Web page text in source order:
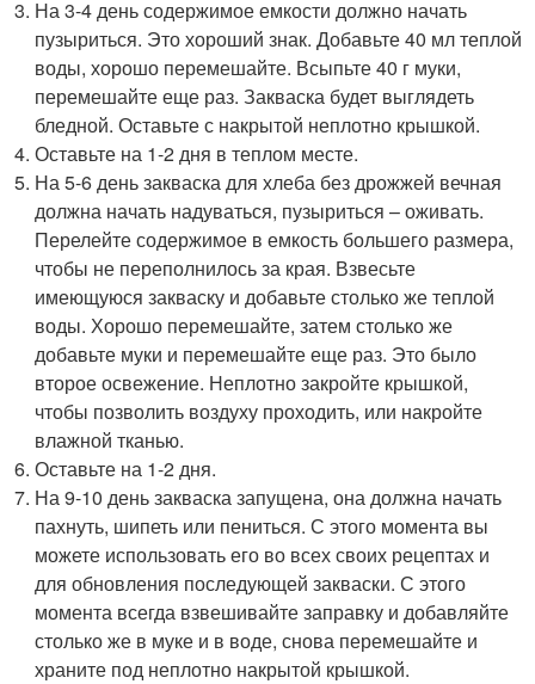
На 3-4 день содержимое емкости должно начать
пузыриться. Это хороший знак. Добавьте 40 мл теплой
воды, хорошо перемешайте. Всыпьте 40 г муки,
перемешайте еще раз. Закваска будет выглядеть
бледной. Оставьте с накрытой неплотно крышкой.
Оставьте на 1-2 дня в теплом месте.
На 5-6 день закваска для хлеба без дрожжей вечная
должна начать надуваться, пузыриться – оживать.
Перелейте содержимое в емкость большего размера,
чтобы не переполнилось за края. Взвесьте
имеющуюся закваску и добавьте столько же теплой
воды. Хорошо перемешайте, затем столько же
добавьте муки и перемешайте еще раз. Это было
второе освежение. Неплотно закройте крышкой,
чтобы позволить воздуху проходить, или накройте
влажной тканью.
Оставьте на 1-2 дня.
На 9-10 день закваска запущена, она должна начать
пахнуть, шипеть или пениться. С этого момента вы
можете использовать его во всех своих рецептах и
для обновления последующей закваски. С этого
момента всегда взвешивайте заправку и добавляйте
столько же в муке и в воде, снова перемешайте и
храните под неплотно накрытой крышкой.